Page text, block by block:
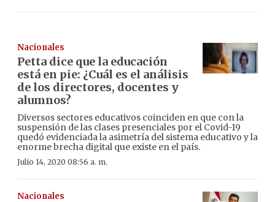
Nacionales
Petta dice que la educación
está en pie: ¿Cuál es el análisis
de los directores, docentes y
alumnos?
Diversos sectores educativos coinciden en que con la
suspensión de las clases presenciales por el Covid-19
quedó evidenciada la asimetría del sistema educativo y la
enorme brecha digital que existe en el país.
Julio 14, 2020 08:56 a. m.
Nacionales